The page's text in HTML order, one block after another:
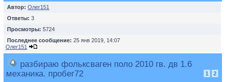
Автор: Олег151
Ответы: 3
Просмотры: 5724
Последнее сообщение: 25 янв 2019, 14:07
Олег151
разбираю фольксваген поло 2010 гв. дв 1.6
механика. пробег72
1 2